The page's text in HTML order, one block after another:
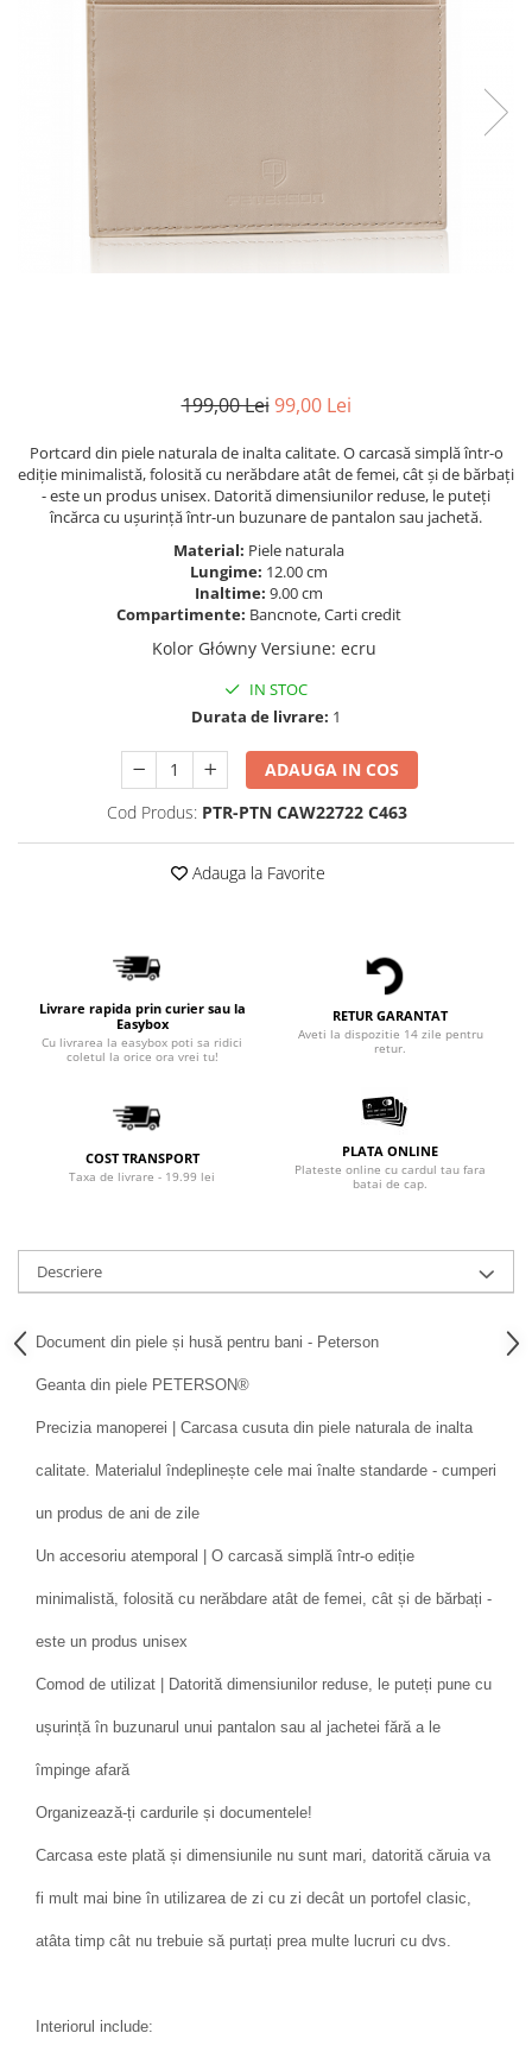
199,00 Lei 99,00 Lei
Portcard din piele naturala de inalta calitate. O carcasă simplă într-o
ediție minimalistă, folosită cu nerăbdare atât de femei, cât și de bărbați
- este un produs unisex. Datorită dimensiunilor reduse, le puteți
încărca cu ușurință într-un buzunare de pantalon sau jachetă.
Material: Piele naturala
Lungime: 12.00 cm
Inaltime: 9.00 cm
Compartimente: Bancnote, Carti credit
Kolor Główny Versiune: ecru
IN STOC
Durata de livrare: 1
ADAUGA IN COS
Cod Produs: PTR-PTN CAW22722 C463
Adauga la Favorite
Livrare rapida prin curier sau la
Easybox
Cu livrarea la easybox poti sa ridici
coletul la orice ora vrei tu!
RETUR GARANTAT
Aveti la dispozitie 14 zile pentru
retur.
COST TRANSPORT
Taxa de livrare - 19.99 lei
PLATA ONLINE
Plateste online cu cardul tau fara
batai de cap.
Descriere
Document din piele și husă pentru bani - Peterson
Geanta din piele PETERSON®
Precizia manoperei | Carcasa cusuta din piele naturala de inalta
calitate. Materialul îndeplinește cele mai înalte standarde - cumperi
un produs de ani de zile
Un accesoriu atemporal | O carcasă simplă într-o ediție
minimalistă, folosită cu nerăbdare atât de femei, cât și de bărbați -
este un produs unisex
Comod de utilizat | Datorită dimensiunilor reduse, le puteți pune cu
ușurință în buzunarul unui pantalon sau al jachetei fără a le
împinge afară
Organizează-ți cardurile și documentele!
Carcasa este plată și dimensiunile nu sunt mari, datorită căruia va
fi mult mai bine în utilizarea de zi cu zi decât un portofel clasic,
atâta timp cât nu trebuie să purtați prea multe lucruri cu dvs.
Interiorul include: